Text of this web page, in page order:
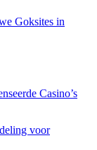
Goksites in
Casino’s
voor